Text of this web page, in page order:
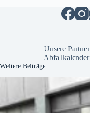
Unsere Partner
Abfallkalender
Weitere Beiträge